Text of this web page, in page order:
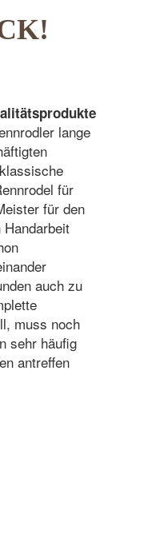
lange
für
für den
auch zu
muss noch
sehr häufig
antreffen